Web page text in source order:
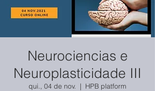
Neurociencias e
Neuroplasticidade III
qui., 04 de nov.
  |
HPB platform